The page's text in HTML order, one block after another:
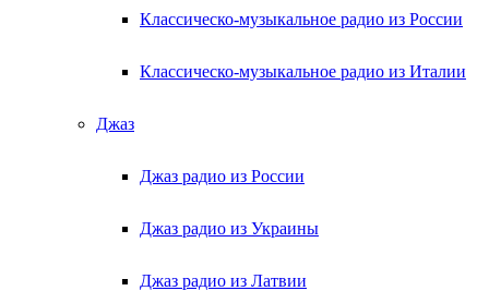
Классическо-музыкальное радио из России
Классическо-музыкальное радио из Италии
Джаз
Джаз радио из России
Джаз радио из Украины
Джаз радио из Латвии